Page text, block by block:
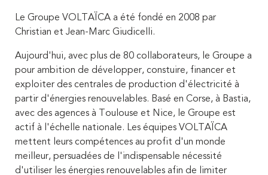
Le Groupe VOLTAÏCA a été fondé en 2008 par
Christian et Jean-Marc Giudicelli.
Aujourd'hui, avec plus de 80 collaborateurs, le Groupe a
pour ambition de développer, constuire, financer et
exploiter des centrales de production d'électricité à
partir d'énergies renouvelables. Basé en Corse, à Bastia,
avec des agences à Toulouse et Nice, le Groupe est
actif à l'échelle nationale. Les équipes VOLTAÏCA
mettent leurs compétences au profit d'un monde
meilleur, persuadées de l'indispensable nécessité
d'utiliser les énergies renouvelables afin de limiter